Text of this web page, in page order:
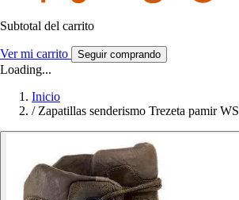
Subtotal del carrito
Ver mi carrito Seguir comprando
Loading...
Inicio
/ Zapatillas senderismo Trezeta pamir WS